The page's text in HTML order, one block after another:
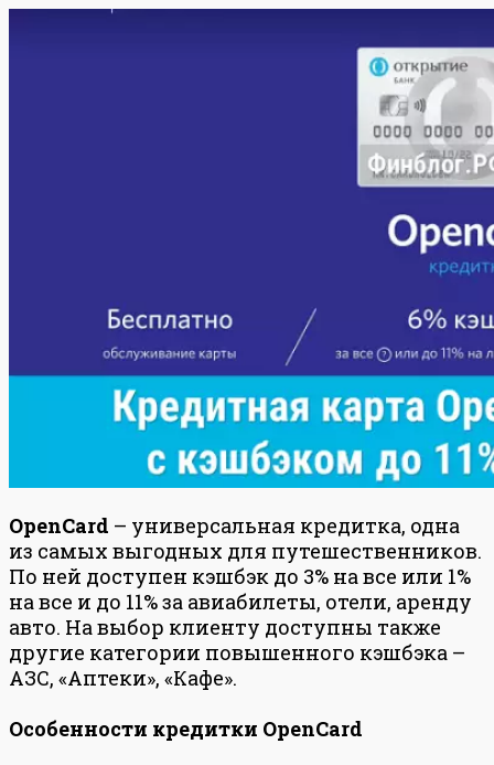
OpenCard – универсальная кредитка, одна
из самых выгодных для путешественников.
По ней доступен кэшбэк до 3% на все или 1%
на все и до 11% за авиабилеты, отели, аренду
авто. На выбор клиенту доступны также
другие категории повышенного кэшбэка –
АЗС, «Аптеки», «Кафе».
Особенности кредитки OpenCard